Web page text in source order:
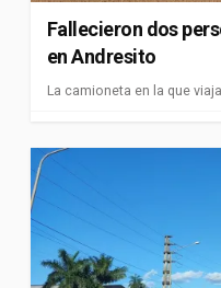
Fallecieron dos
en Andresito
La camioneta en la que